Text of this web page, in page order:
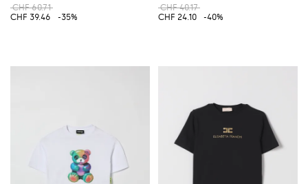
CHF 60.71
CHF 39.46
-35%
CHF 40.17
CHF 24.10
-40%